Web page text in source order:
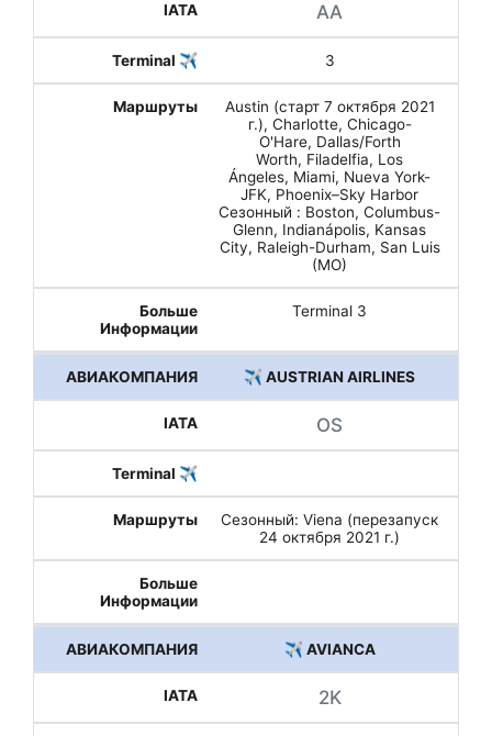
AA
3
Austin (старт 7 октября 2021
г.), Charlotte, Chicago-
O'Hare, Dallas/Forth
Worth, Filadelfia, Los
Ángeles, Miami, Nueva York-
JFK, Phoenix–Sky Harbor
Сезонный : Boston, Columbus-
Glenn, Indianápolis, Kansas
City, Raleigh-Durham, San Luis
(MO)
Terminal 3
✈️ AUSTRIAN AIRLINES
OS
Сезонный: Viena (перезапуск
24 октября 2021 г.)
✈️ AVIANCA
2K